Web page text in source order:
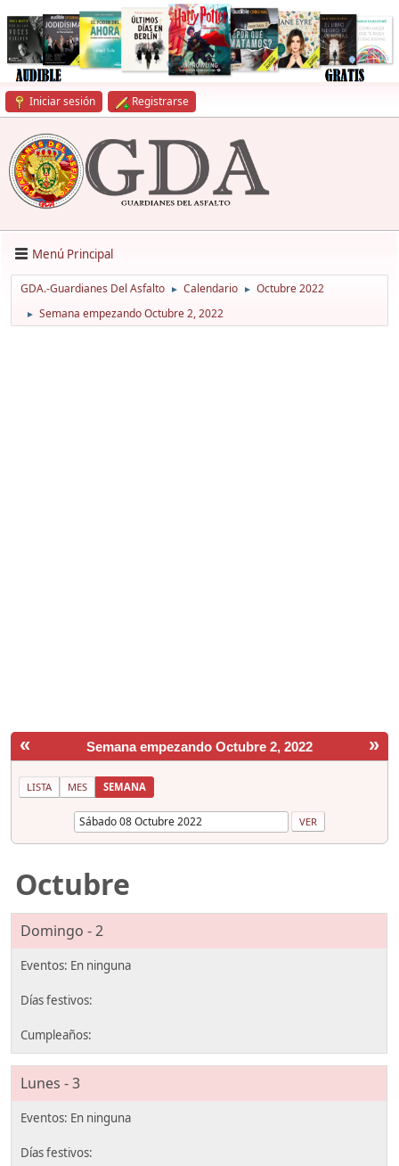
Iniciar sesión Registrarse
Menú Principal
GDA.-Guardianes Del Asfalto ► Calendario ► Octubre 2022
► Semana empezando Octubre 2, 2022
« »
Semana empezando Octubre 2, 2022
LISTA MES SEMANA
Octubre
Domingo - 2
Lunes - 3